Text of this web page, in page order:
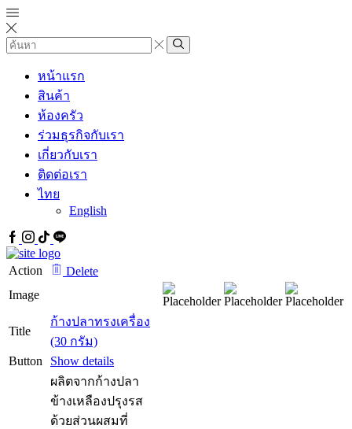
Search
input
Search
หน้าแรก
สินค้า
ห้องครัว
ร่วมธุรกิจกับเรา
เกี่ยวกับเรา
ติดต่อเรา
ไทย
English
Facebook
IG Tiktok
Line
Action
Delete
Image
Title
ก้างปลาทรงเครื่อง
(30 กรัม)
Button
Show details
ผลิตจากก้างปลา
ข้างเหลืองปรุงรส
ด้วยส่วนผสมที่